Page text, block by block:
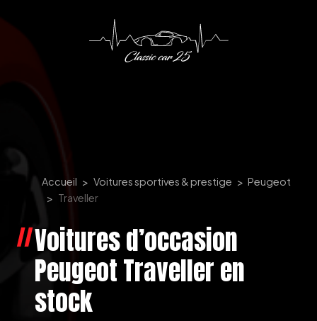
Accueil Voitures sportives & prestige
Peugeot
Traveller
Voitures d’occasion
Peugeot Traveller en
stock